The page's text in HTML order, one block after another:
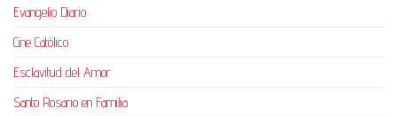
Evangelio Diario
Cine Católico
Esclavitud del Amor
Santo Rosario en Familia